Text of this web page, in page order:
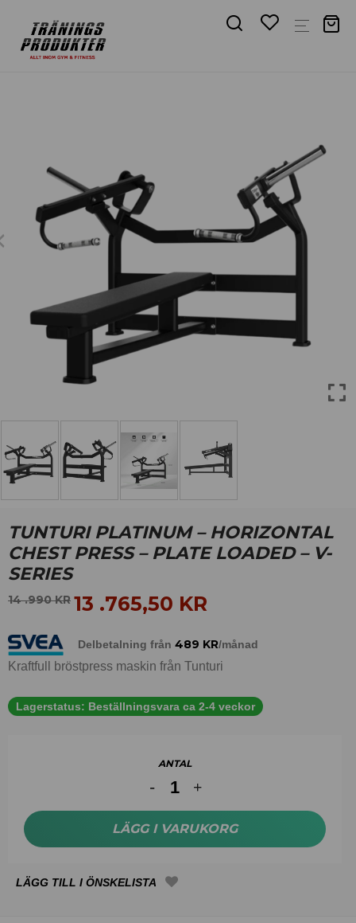
TUNTURI PLATINUM – HORIZONTAL
CHEST PRESS – PLATE LOADED – V-
SERIES
14 .990KR 13 .765,50 KR
Delbetalning från 489 KR/månad
Kraftfull bröstpress maskin från Tunturi
Lagerstatus: Beställningsvara ca 2-4 veckor
ANTAL
LÄGG I VARUKORG